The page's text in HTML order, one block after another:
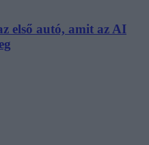
első autó, amit az AI